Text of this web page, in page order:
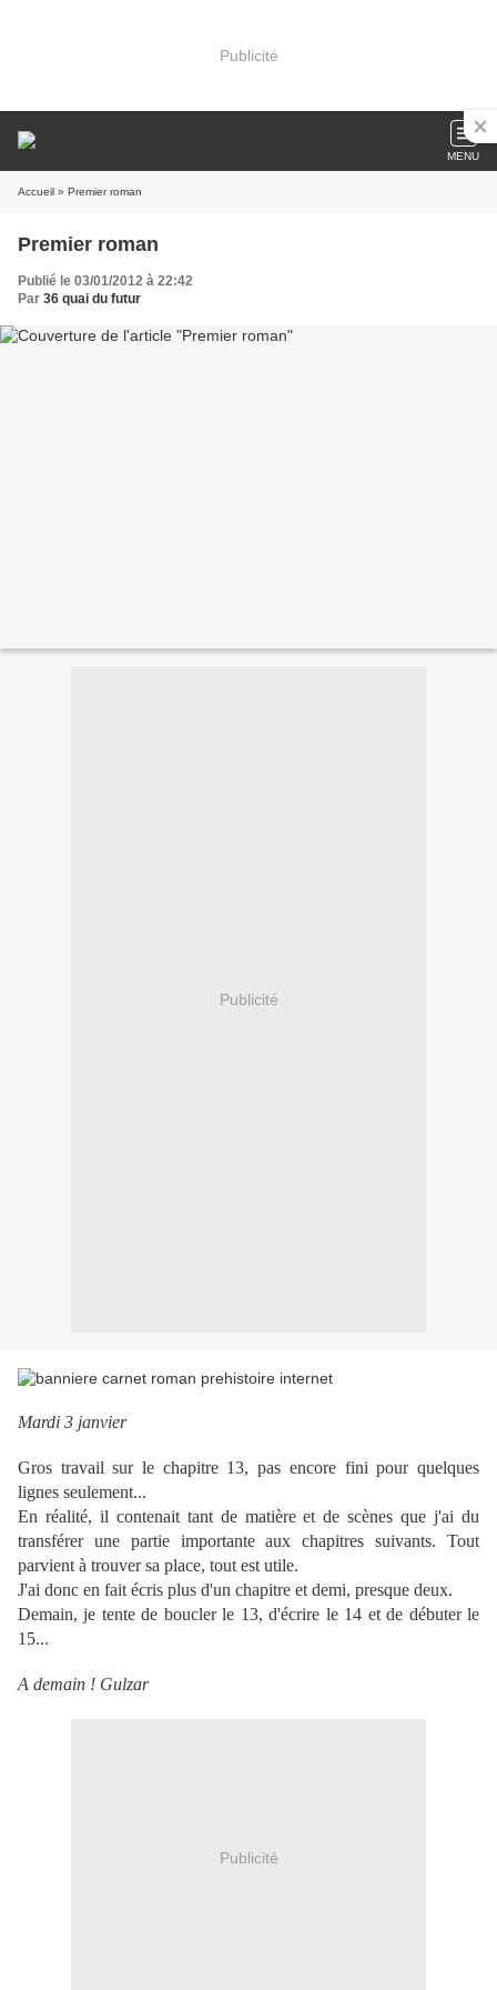
Publicité
MENU
Accueil » Premier roman
Premier roman
Publié le 03/01/2012 à 22:42
Par 36 quai du futur
Publicité
Mardi 3 janvier
Gros travail sur le chapitre 13, pas encore fini pour quelques
lignes seulement...
En réalité, il contenait tant de matière et de scènes que j'ai du
transférer une partie importante aux chapitres suivants. Tout
parvient à trouver sa place, tout est utile.
J'ai donc en fait écris plus d'un chapitre et demi, presque deux.
Demain, je tente de boucler le 13, d'écrire le 14 et de débuter le
15...
A demain ! Gulzar
Publicité